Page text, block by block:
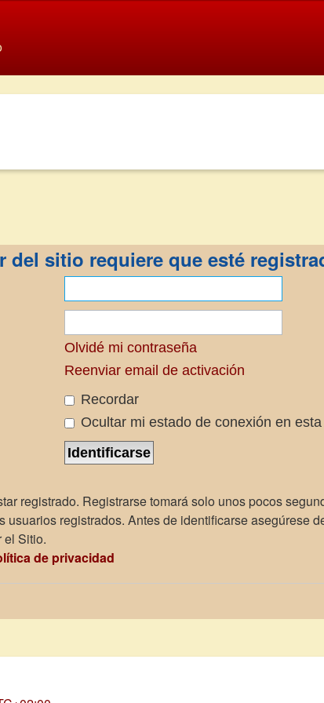
del sitio requiere que esté
Olvidé mi contraseña
Reenviar email de activación
Recordar
Ocultar mi estado de conexión en
registrado. Registrarse tomará solo unos pocos
usuarios registrados. Antes de identificarse asegúrese
el Sitio.
de privacidad